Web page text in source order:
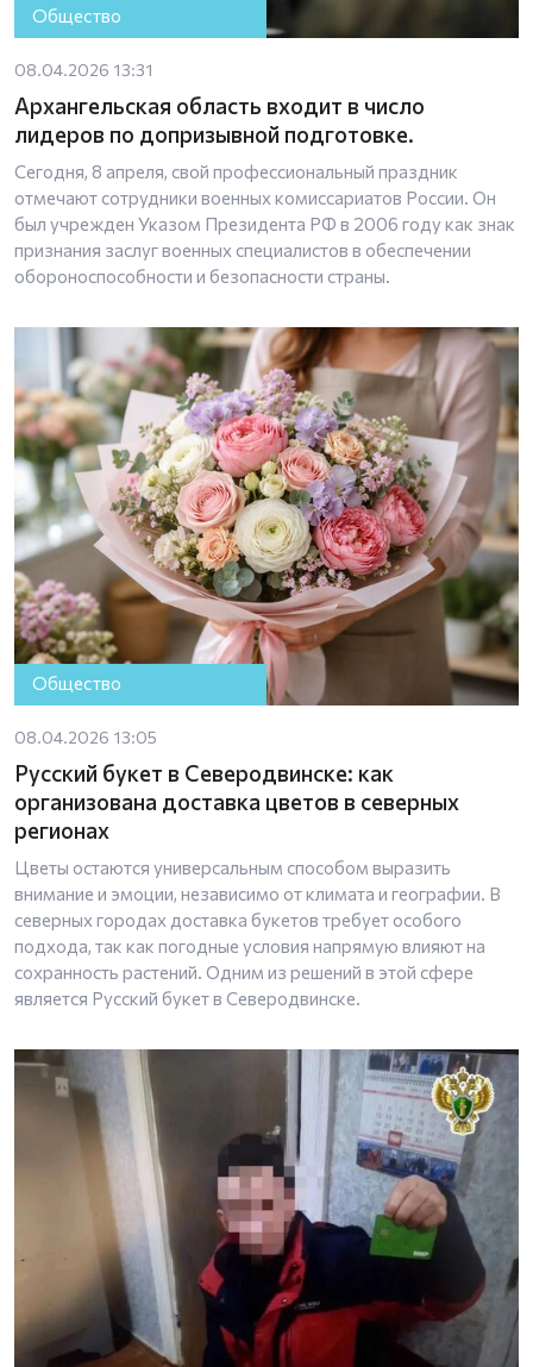
Общество
08.04.2026 13:31
Архангельская область входит в число
лидеров по допризывной подготовке.
Сегодня, 8 апреля, свой профессиональный праздник
отмечают сотрудники военных комиссариатов России. Он
был учрежден Указом Президента РФ в 2006 году как знак
признания заслуг военных специалистов в обеспечении
обороноспособности и безопасности страны.
Общество
08.04.2026 13:05
Русский букет в Северодвинске: как
организована доставка цветов в северных
регионах
Цветы остаются универсальным способом выразить
внимание и эмоции, независимо от климата и географии. В
северных городах доставка букетов требует особого
подхода, так как погодные условия напрямую влияют на
сохранность растений. Одним из решений в этой сфере
является Русский букет в Северодвинске.